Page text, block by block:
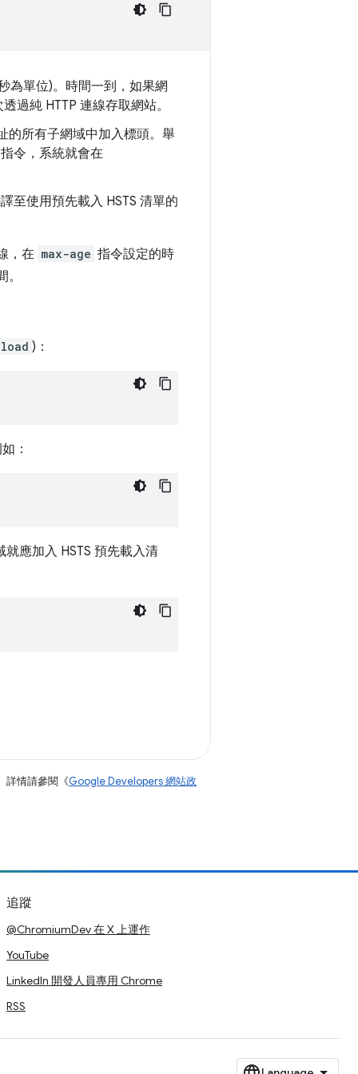
為單位)。時間一到，如果網
過純 HTTP 連線存取網站。
的所有子網域中加入標頭。舉
指令，系統就會在
至使用預先載入 HSTS 清單的
，在 max-age 指令設定的時
)：
：
應加入 HSTS 預先載入清
詳情請參閱《Google Developers 網站政
追蹤
@ChromiumDev 在 X 上運作
YouTube
LinkedIn 開發人員專用 Chrome
RSS